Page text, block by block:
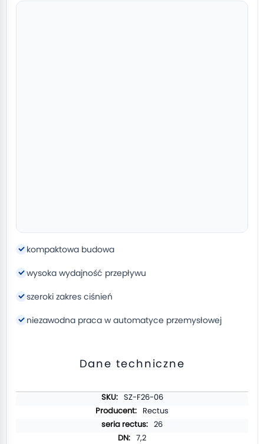
kompaktowa budowa
wysoka wydajność przepływu
szeroki zakres ciśnień
niezawodna praca w automatyce przemysłowej
Dane techniczne
SZ-F26-06
Rectus
26
7,2